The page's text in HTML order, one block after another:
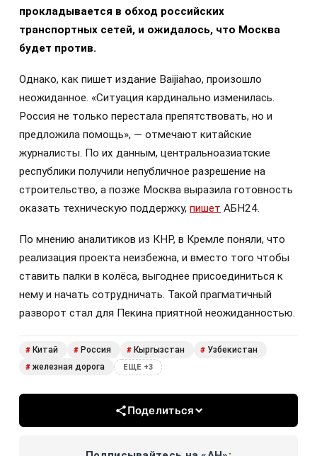
прокладывается в обход российских
транспортных сетей, и ожидалось, что Москва
будет против.
Однако, как пишет издание Baijiahao, произошло
неожиданное. «Ситуация кардинально изменилась.
Россия не только перестала препятствовать, но и
предложила помощь», — отмечают китайские
журналисты. По их данным, центральноазиатские
республики получили непубличное разрешение на
строительство, а позже Москва выразила готовность
оказать техническую поддержку, пишет АБН24.
По мнению аналитиков из КНР, в Кремле поняли, что
реализация проекта неизбежна, и вместо того чтобы
ставить палки в колёса, выгоднее присоединиться к
нему и начать сотрудничать. Такой прагматичный
разворот стал для Пекина приятной неожиданностью.
# Китай # Россия # Кыргызстан # Узбекистан
# железная дорога ЕЩЕ +3
Поделиться